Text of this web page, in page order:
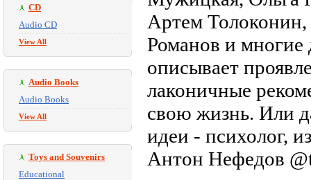
CD
Audio CD
View All
Audio Books
Audio Books
View All
Toys and Souvenirs
Educational
Артем
Романов и многие
описывает
лаконичные
свою жизнь. Или
идеи - психолог,
Антон Нефедов